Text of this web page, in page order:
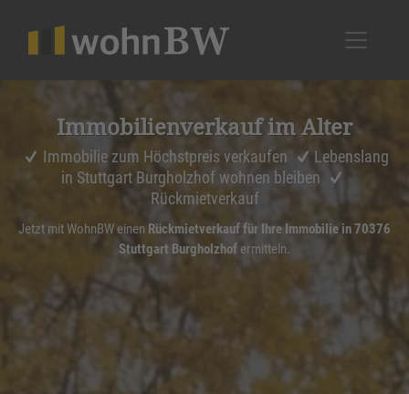
Immobi­li­en­ver­kauf im Alter
Immobilie zum Höchstpreis verkaufen
Lebenslang
in Stuttgart Burgholzhof wohnen bleiben
Rückmietverkauf
Jetzt mit WohnBW einen Rückmietverkauf für Ihre Immobilie in 70376
Stuttgart Burgholzhof ermitteln.